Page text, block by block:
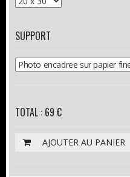
SUPPORT
TOTAL : 69 €
AJOUTER AU PANIER